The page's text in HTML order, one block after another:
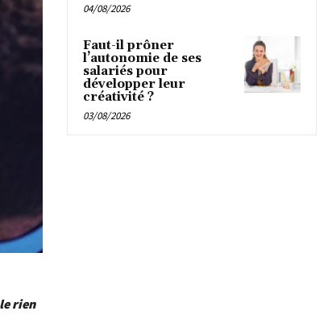
rien
04/08/2026
Faut-il prôner
l’autonomie de ses
salariés pour
développer leur
créativité ?
03/08/2026